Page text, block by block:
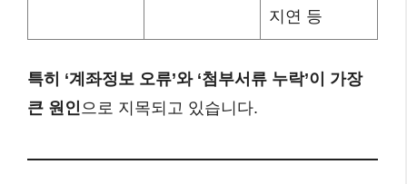
지연 등
특히 ‘계좌정보 오류’와 ‘첨부서류 누락’이 가장
큰 원인 으로 지목되고 있습니다.